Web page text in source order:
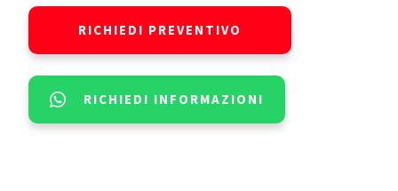
RICHIEDI PREVENTIVO
RICHIEDI INFORMAZIONI